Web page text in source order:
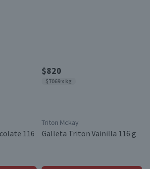
116
$820
$7069 x kg
Triton Mckay
Galleta Triton Vainilla 116 g